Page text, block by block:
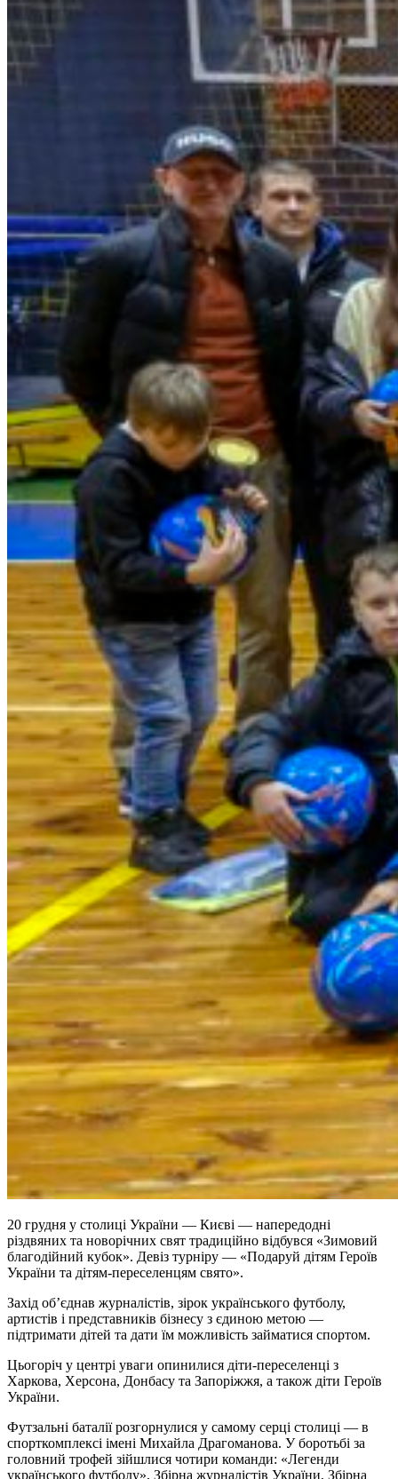
20 грудня у столиці України — Києві — напередодні
різдвяних та новорічних свят традиційно відбувся «Зимовий
благодійний кубок». Девіз турніру — «Подаруй дітям Героїв
України та дітям-переселенцям свято».
Захід об’єднав журналістів, зірок українського футболу,
артистів і представників бізнесу з єдиною метою —
підтримати дітей та дати їм можливість займатися спортом.
Цьогоріч у центрі уваги опинилися діти-переселенці з
Харкова, Херсона, Донбасу та Запоріжжя, а також діти Героїв
України.
Футзальні баталії розгорнулися у самому серці столиці — в
спорткомплексі імені Михайла Драгоманова. У боротьбі за
головний трофей зійшлися чотири команди: «Легенди
українського футболу», Збірна журналістів України, Збірна